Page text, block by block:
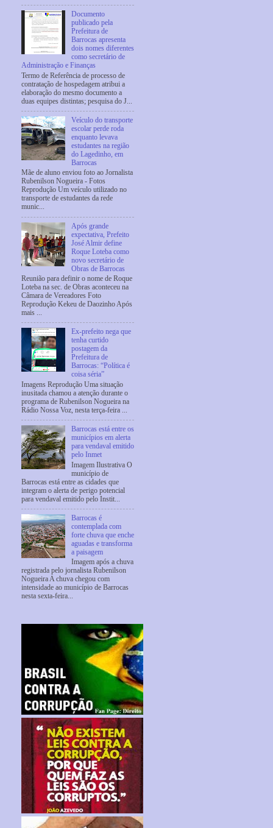
Documento
publicado pela
Prefeitura de
Barrocas apresenta
dois nomes diferentes
como secretário de
Administração e Finanças
Termo de Referência de processo de
contratação de hospedagem atribui a
elaboração do mesmo documento a
duas equipes distintas; pesquisa do J...
Veículo do transporte
escolar perde roda
enquanto levava
estudantes na região
do Lagedinho, em
Barrocas
Mãe de aluno enviou foto ao Jornalista
Rubenilson Nogueira - Fotos
Reprodução Um veículo utilizado no
transporte de estudantes da rede
munic...
Após grande
expectativa, Prefeito
José Almir define
Roque Loteba como
novo secretário de
Obras de Barrocas
Reunião para definir o nome de Roque
Loteba na sec. de Obras aconteceu na
Câmara de Vereadores Foto
Reprodução Kekeu de Daozinho Após
mais ...
Ex-prefeito nega que
tenha curtido
postagem da
Prefeitura de
Barrocas: “Política é
coisa séria”
Imagens Reprodução Uma situação
inusitada chamou a atenção durante o
programa de Rubenilson Nogueira na
Rádio Nossa Voz, nesta terça-feira ...
Barrocas está entre os
municípios em alerta
para vendaval emitido
pelo Inmet
Imagem Ilustrativa O
município de
Barrocas está entre as cidades que
integram o alerta de perigo potencial
para vendaval emitido pelo Instit...
Barrocas é
contemplada com
forte chuva que enche
aguadas e transforma
a paisagem
Imagem após a chuva
registrada pelo jornalista Rubenilson
Nogueira A chuva chegou com
intensidade ao município de Barrocas
nesta sexta-feira...